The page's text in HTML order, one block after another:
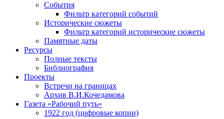
События
Фильтр категорий событий
Исторические сюжеты
Фильтр категорий исторические сюжеты
Памятные даты
Ресурсы
Полные тексты
Библиография
Проекты
Встречи на границах
Архив В.И.Кочедамова
Газета «Рабочий путь»
1922 год (цифровые копии)